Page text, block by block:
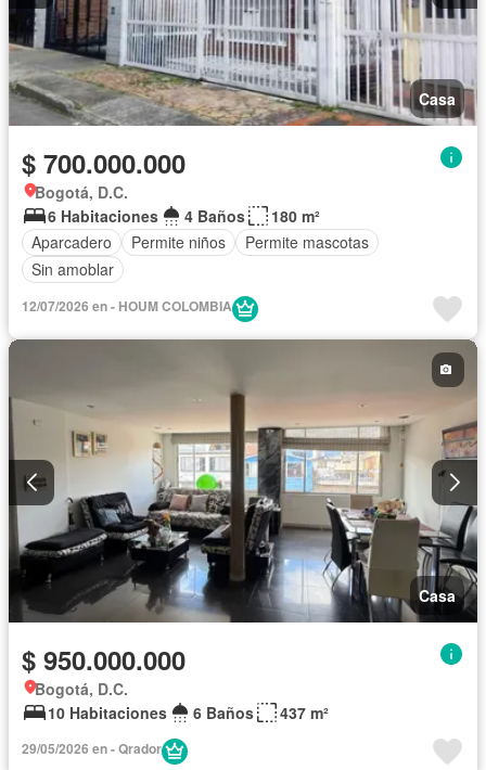
Casa
$ 700.000.000
Bogotá, D.C.
6 Habitaciones
4 Baños
180 m²
Aparcadero
Permite niños
Permite mascotas
Sin amoblar
12/07/2026 en - HOUM COLOMBIA
Casa
$ 950.000.000
Bogotá, D.C.
10 Habitaciones
6 Baños 437 m²
29/05/2026 en - Qrador